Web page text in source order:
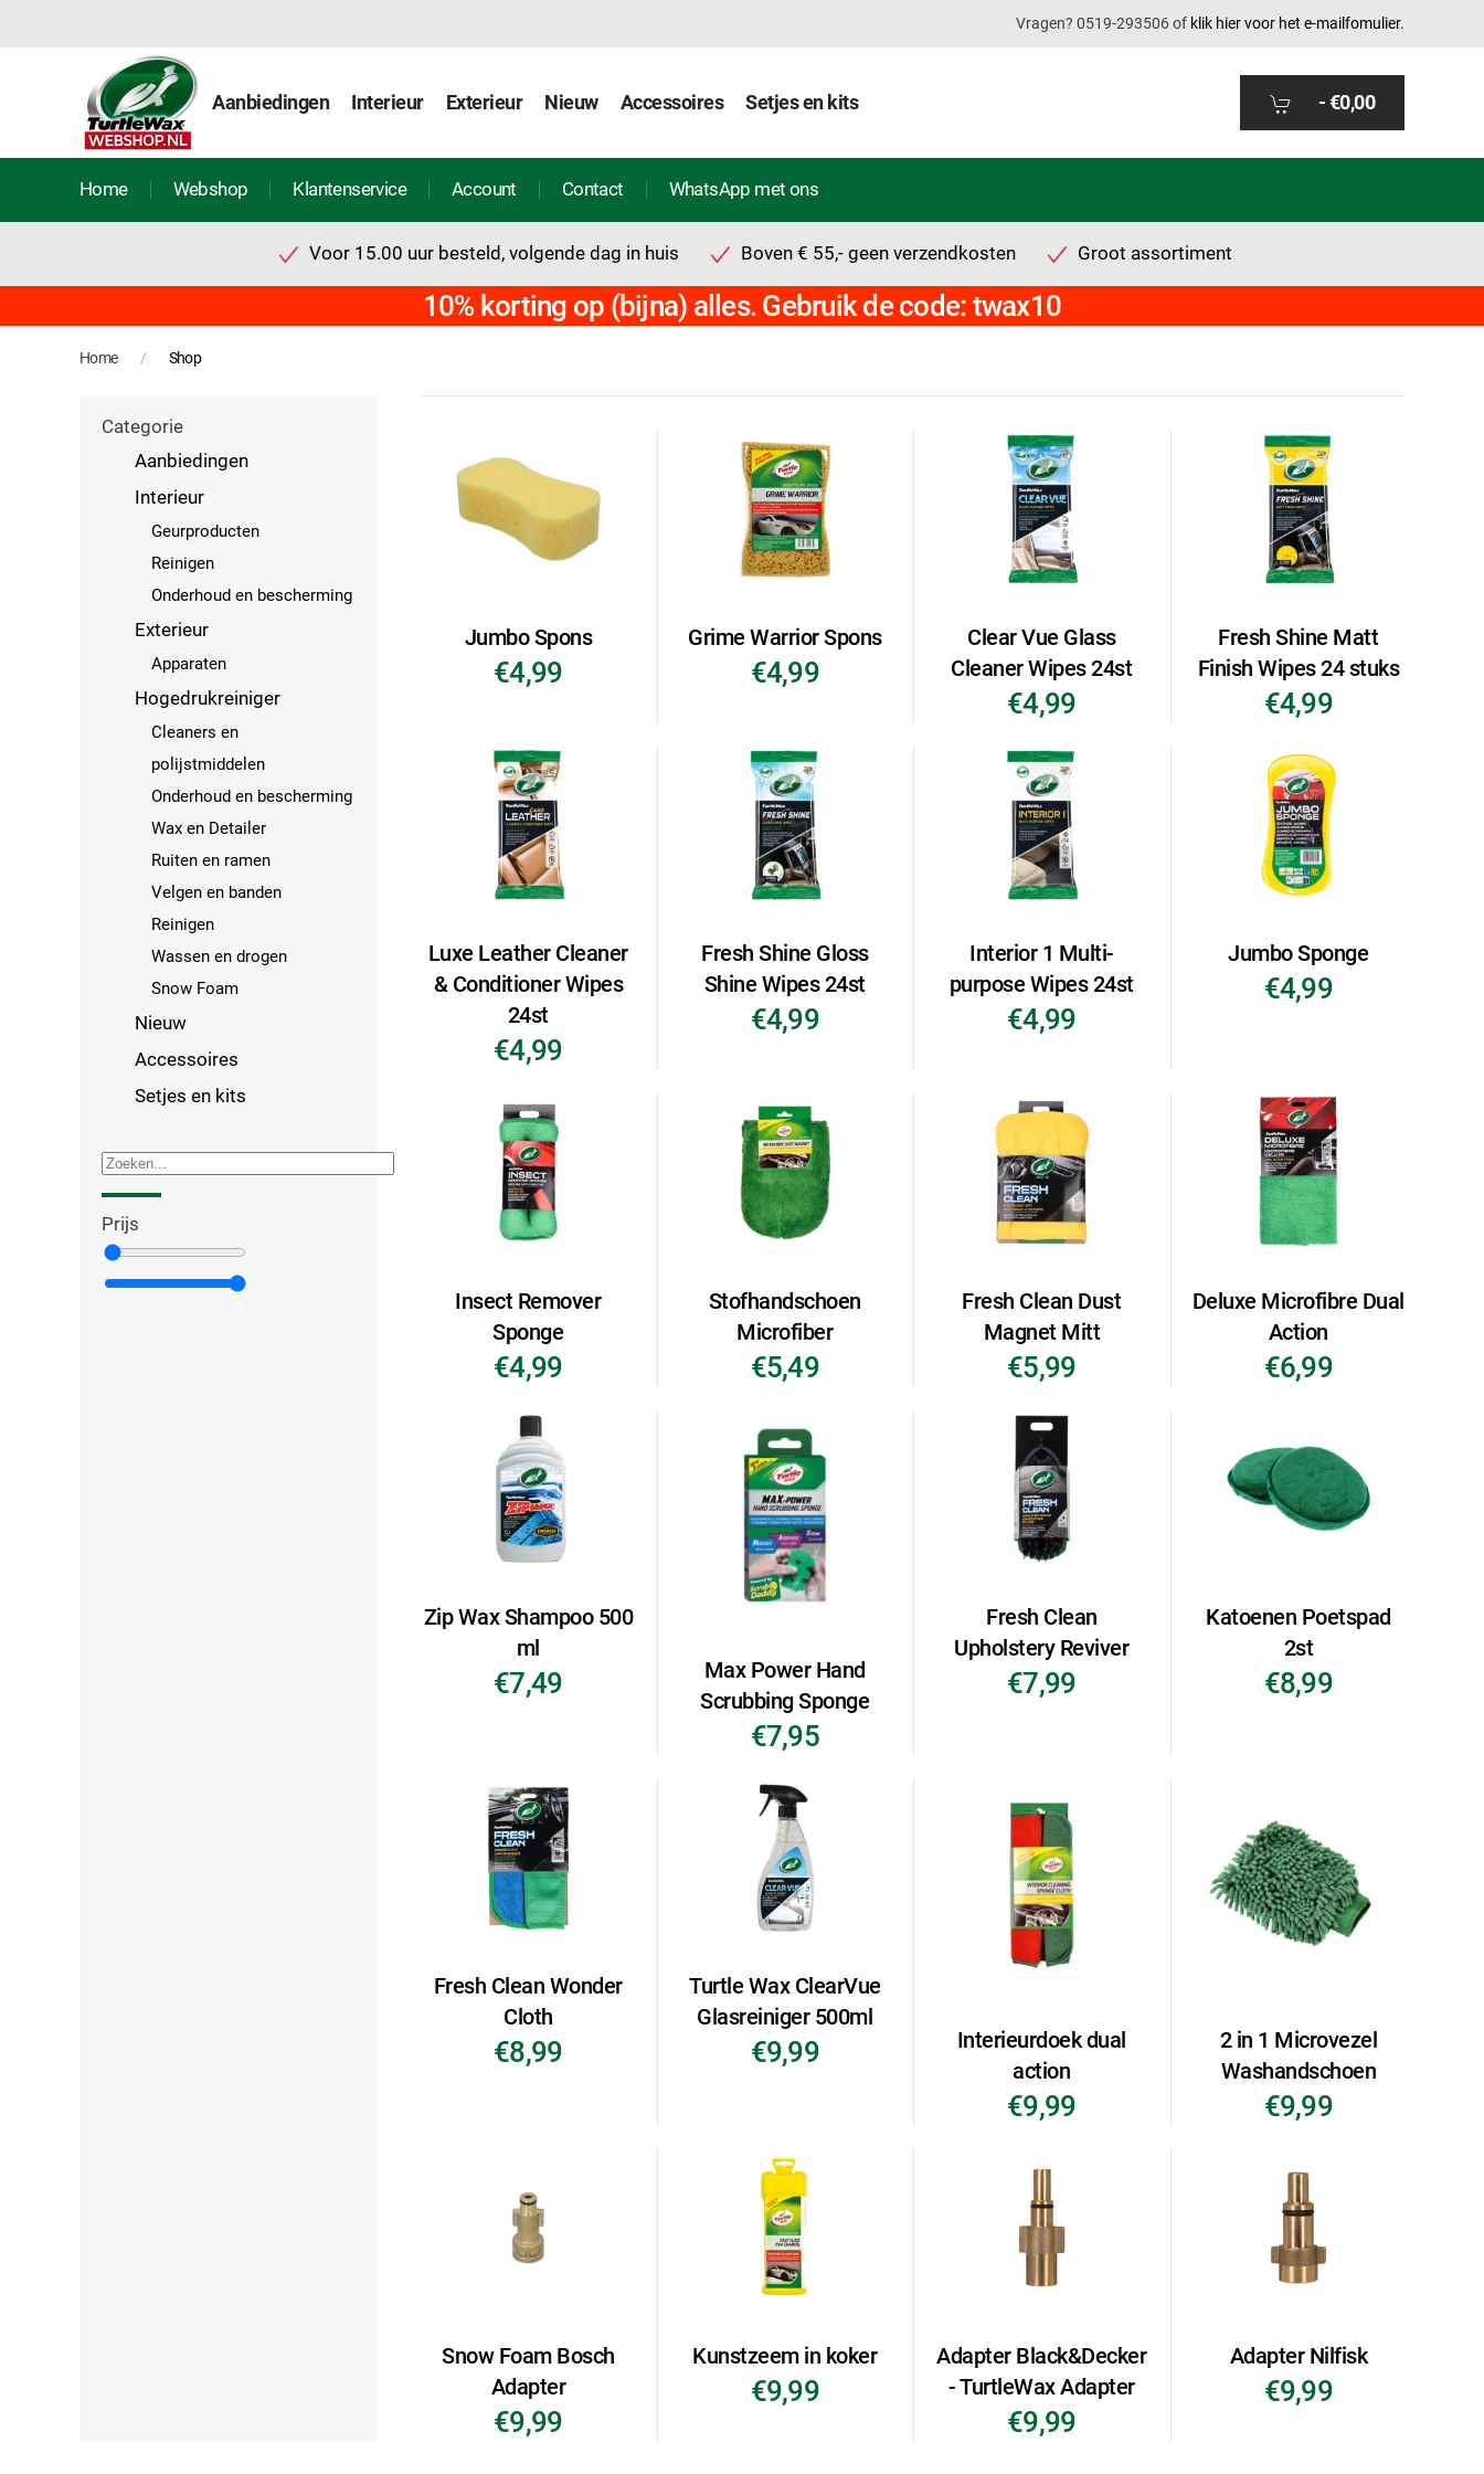
Vragen? 0519-293506 of klik hier voor het e-mailfomulier.
Aanbiedingen Interieur Exterieur Nieuw Accessoires Setjes en kits -€0,00
Home Webshop Klantenservice Account Contact WhatsApp met ons
Voor 15.00 uur besteld, volgende dag in huis Boven € 55,- geen verzendkosten Groot assortiment
10% korting op (bijna) alles. Gebruik de code: twax10
Home Shop
Jumbo Spons
€4,99
Grime Warrior Spons
€4,99
Clear Vue Glass
Cleaner Wipes 24st
€4,99
Fresh Shine Matt
Finish Wipes 24 stuks
€4,99
Luxe Leather Cleaner
& Conditioner Wipes
24st
€4,99
Fresh Shine Gloss
Shine Wipes 24st
€4,99
Interior 1 Multi-
purpose Wipes 24st
€4,99
Jumbo Sponge
€4,99
Insect Remover
Sponge
€4,99
Stofhandschoen
Microfiber
€5,49
Fresh Clean Dust
Magnet Mitt
€5,99
Deluxe Microfibre Dual
Action
€6,99
Zip Wax Shampoo 500
ml
€7,49
Max Power Hand
Scrubbing Sponge
€7,95
Fresh Clean
Upholstery Reviver
€7,99
Katoenen Poetspad
2st
€8,99
Fresh Clean Wonder
Cloth
€8,99
Turtle Wax ClearVue
Glasreiniger 500ml
€9,99
Interieurdoek dual
action
€9,99
2 in 1 Microvezel
Washandschoen
€9,99
Snow Foam Bosch
Adapter
€9,99
Kunstzeem in koker
€9,99
Adapter Black&Decker
- TurtleWax Adapter
€9,99
Adapter Nilfisk
€9,99
Categorie
Aanbiedingen
Interieur
Geurproducten
Reinigen
Onderhoud en bescherming
Exterieur
Apparaten
Hogedrukreiniger
Cleaners en
polijstmiddelen
Onderhoud en bescherming
Wax en Detailer
Ruiten en ramen
Velgen en banden
Reinigen
Wassen en drogen
Snow Foam
Nieuw
Accessoires
Setjes en kits
Prijs